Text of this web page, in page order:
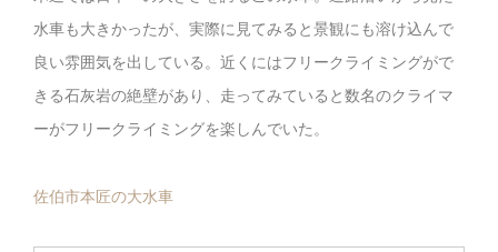
水車も大きかったが、実際に見てみると景観にも溶け込んで
良い雰囲気を出している。近くにはフリークライミングがで
きる石灰岩の絶壁があり、走ってみていると数名のクライマ
ーがフリークライミングを楽しんでいた。
佐伯市本匠の大水車